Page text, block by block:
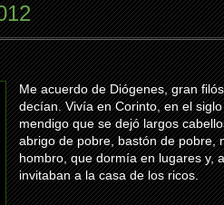
Me acuerdo de Diógenes, gran
decían. Vivía en Corinto, en el
mendigo que se dejó largos
abrigo de pobre, bastón de pobre,
hombro, que dormía en lugares y,
invitaban a la casa de los ricos.